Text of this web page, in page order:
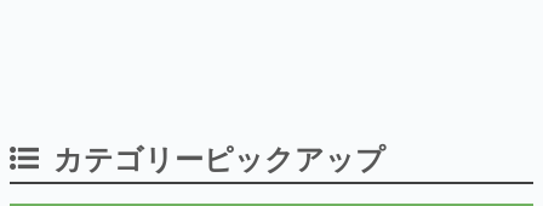
カテゴリーピックアップ